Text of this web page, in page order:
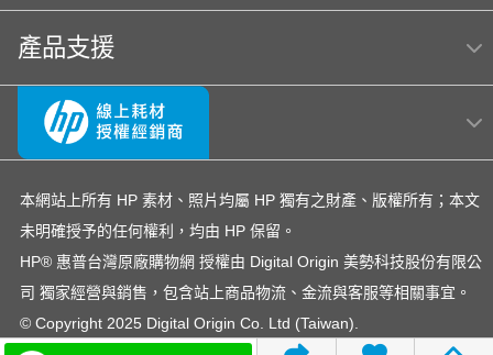
m254dw MFP E47528f Hp564
hp Color LaserJet Pro MFP M283fdw 無線雙面觸控彩
OmniBook Ultra Flip 14
hp 14-ep LaserJet M111w OfficeJet 5200 series
officejet 145 EliteBook rmn hsn 141c-4
DesignJet T650 307 150a
HP 410A LaserJet 4303fdw 碳粉 紙匣 728
雙送稿雙面 ADF 翻轉筆電 mouse m183fw
產品支援
本網站上所有 HP 素材、照片均屬 HP 獨有之財產、版權所有；本文
未明確授予的任何權利，均由 HP 保留。
HP® 惠普台灣原廠購物網 授權由 Digital Origin 美勢科技股份有限公
司 獨家經營與銷售，包含站上商品物流、金流與客服等相關事宜。
© Copyright 2025 Digital Origin Co. Ltd (Taiwan).